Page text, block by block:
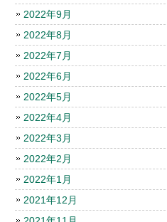
2022年9月
2022年8月
2022年7月
2022年6月
2022年5月
2022年4月
2022年3月
2022年2月
2022年1月
2021年12月